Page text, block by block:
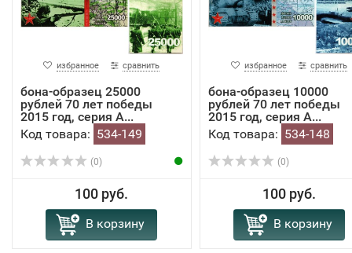
избранное сравнить
бона-образец 25000
рублей 70 лет победы
2015 год, серия А...
Код товара: 534-149
(0)
100 руб.
В корзину
избранное сравнить
бона-образец 10000
рублей 70 лет победы
2015 год, серия А...
Код товара: 534-148
(0)
100 руб.
В корзину